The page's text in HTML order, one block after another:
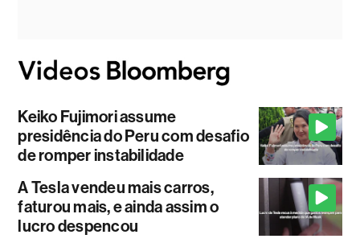
Keiko Fujimori assume
presidência do Peru com desafio
de romper instabilidade
A Tesla vendeu mais carros,
faturou mais, e ainda assim o
lucro despencou